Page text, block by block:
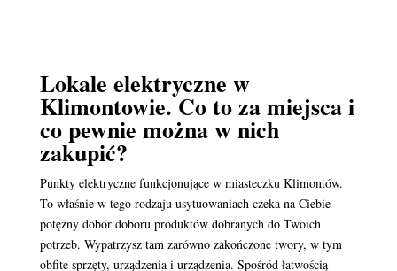
Lokale elektryczne w
Klimontowie. Co to za miejsca i
co pewnie można w nich
zakupić?
Punkty elektryczne funkcjonujące w miasteczku Klimontów.
To właśnie w tego rodzaju usytuowaniach czeka na Ciebie
potężny dobór doboru produktów dobranych do Twoich
potrzeb. Wypatrzysz tam zarówno zakończone twory, w tym
obfite sprzęty, urządzenia i urządzenia. Spośród łatwością